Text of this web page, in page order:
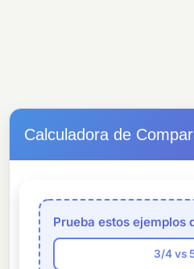
Calculadora de
Prueba estos ejemplos
3/4 vs